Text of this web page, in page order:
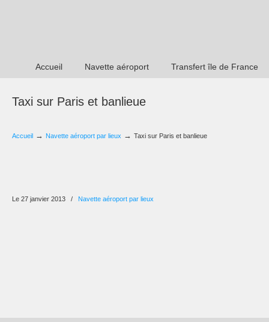
Accueil Navette aéroport Transfert île de France
Taxi sur Paris et banlieue
Accueil → Navette aéroport par lieux → Taxi sur Paris et banlieue
Le 27 janvier 2013 / Navette aéroport par lieux